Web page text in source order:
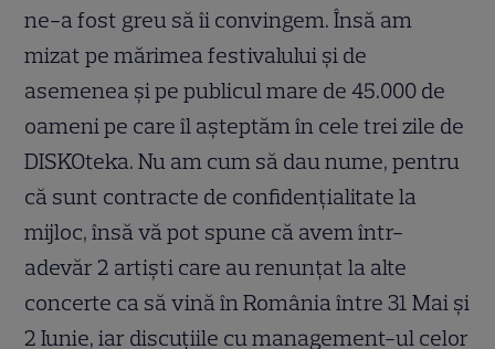
ne-a fost greu să îi convingem. Însă am
mizat pe mărimea festivalului și de
asemenea și pe publicul mare de 45.000 de
oameni pe care îl așteptăm în cele trei zile de
DISKOteka. Nu am cum să dau nume, pentru
că sunt contracte de confidențialitate la
mijloc, însă vă pot spune că avem într-
adevăr 2 artiști care au renunțat la alte
concerte ca să vină în România între 31 Mai și
2 Iunie, iar discuțiile cu management-ul celor